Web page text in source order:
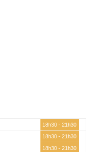
18h30 - 21h30
18h30 - 21h30
18h30 - 21h30